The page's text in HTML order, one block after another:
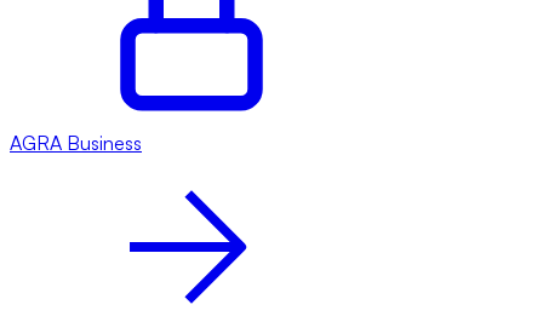
AGRA Business